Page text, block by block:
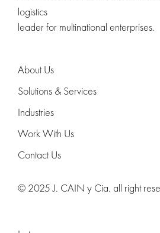
logistics
leader for multinational enterprises.
About Us
Solutions & Services
Industries
Work With Us
Contact Us
© 2025 J. CAIN y Cia. all right